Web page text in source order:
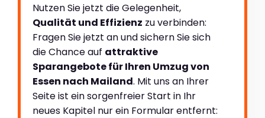
Nutzen Sie jetzt die Gelegenheit,
Qualität und Effizienz zu verbinden:
Fragen Sie jetzt an und sichern Sie sich
die Chance auf attraktive
Sparangebote für Ihren Umzug von
Essen nach Mailand. Mit uns an Ihrer
Seite ist ein sorgenfreier Start in Ihr
neues Kapitel nur ein Formular entfernt: